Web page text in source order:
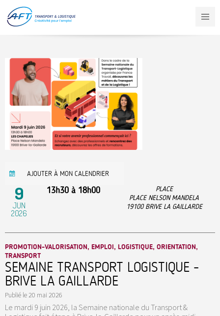
contenu
principal
AJOUTER À MON CALENDRIER
9
JUN
2026
13h30 à 18h00
PLACE
PLACE NELSON MANDELA
19100 BRIVE LA GAILLARDE
PROMOTION-VALORISATION, EMPLOI, LOGISTIQUE, ORIENTATION,
TRANSPORT
SEMAINE TRANSPORT LOGISTIQUE -
BRIVE LA GAILLARDE
Publié le 20 mai 2026
Le mardi 9 juin 2026, la Semaine nationale du Transport &